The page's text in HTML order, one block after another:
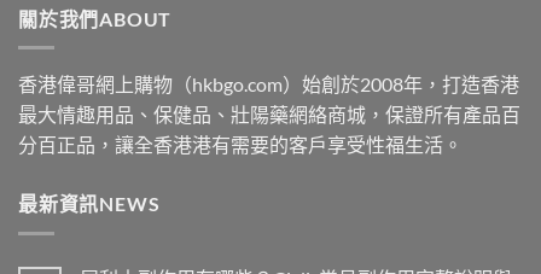
關於我們ABOUT
香港偉哥網上購物（hkbgo.com）始創於2008年，打造香港
最大情趣用品、保健品、壯陽藥網絡商城，保證所有產品百
分百正品，讓全香港港有需要的客戶享受性福生活。
最新資訊NEWS